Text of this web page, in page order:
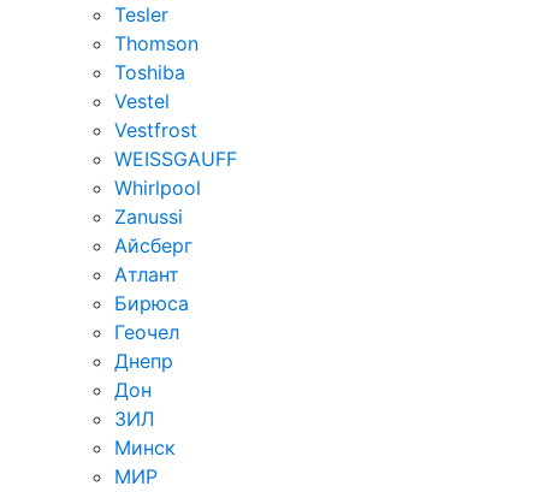
Tesler
Thomson
Toshiba
Vestel
Vestfrost
WEISSGAUFF
Whirlpool
Zanussi
Айсберг
Атлант
Бирюса
Геочел
Днепр
Дон
ЗИЛ
Минск
МИР